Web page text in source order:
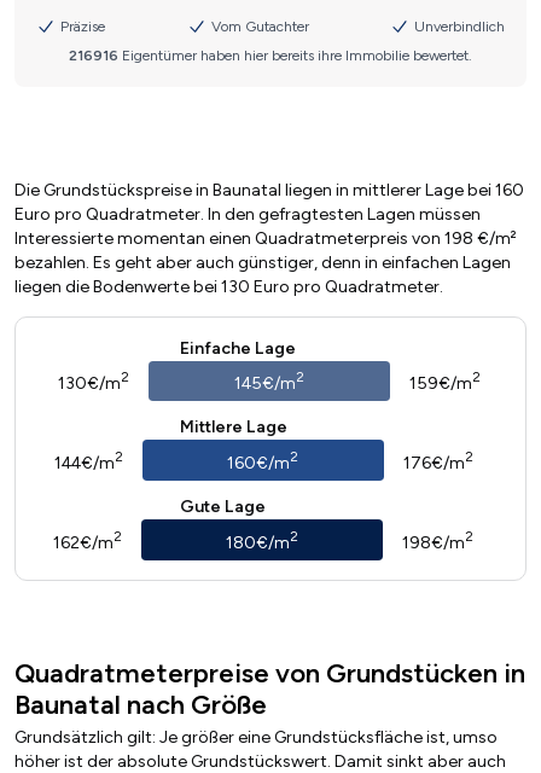
Die Grundstückspreise in Baunatal liegen in mittlerer Lage bei 160
Euro pro Quadratmeter. In den gefragtesten Lagen müssen
Interessierte momentan einen Quadratmeterpreis von 198 €/m²
bezahlen. Es geht aber auch günstiger, denn in einfachen Lagen
liegen die Bodenwerte bei 130 Euro pro Quadratmeter.
Einfache Lage
130€/m2 145€/m2 159€/m2
Mittlere Lage
144€/m2 160€/m2 176€/m2
Gute Lage
162€/m2 180€/m2 198€/m2
Quadratmeterpreise von Grundstücken in
Baunatal nach Größe
Grundsätzlich gilt: Je größer eine Grundstücksfläche ist, umso
höher ist der absolute Grundstückswert. Damit sinkt aber auch